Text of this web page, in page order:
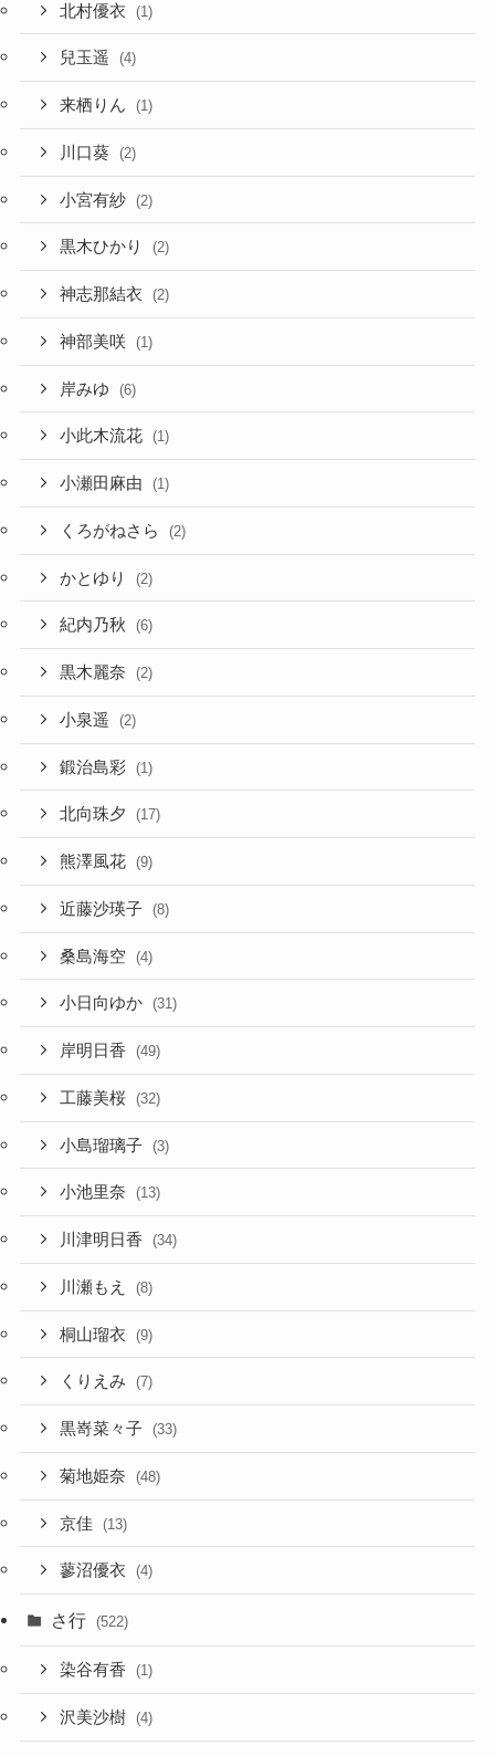
北村優衣 (1)
兒玉遥 (4)
来栖りん (1)
川口葵 (2)
小宮有紗 (2)
黒木ひかり (2)
神志那結衣 (2)
神部美咲 (1)
岸みゆ (6)
小此木流花 (1)
小瀬田麻由 (1)
くろがねさら (2)
かとゆり (2)
紀内乃秋 (6)
黒木麗奈 (2)
小泉遥 (2)
鍛治島彩 (1)
北向珠夕 (17)
熊澤風花 (9)
近藤沙瑛子 (8)
桑島海空 (4)
小日向ゆか (31)
岸明日香 (49)
工藤美桜 (32)
小島瑠璃子 (3)
小池里奈 (13)
川津明日香 (34)
川瀬もえ (8)
桐山瑠衣 (9)
くりえみ (7)
黒嵜菜々子 (33)
菊地姫奈 (48)
京佳 (13)
蓼沼優衣 (4)
さ行 (522)
染谷有香 (1)
沢美沙樹 (4)